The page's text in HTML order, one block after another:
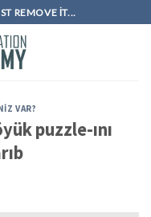
REMOVE IT...
VAR?
puzzle-ını